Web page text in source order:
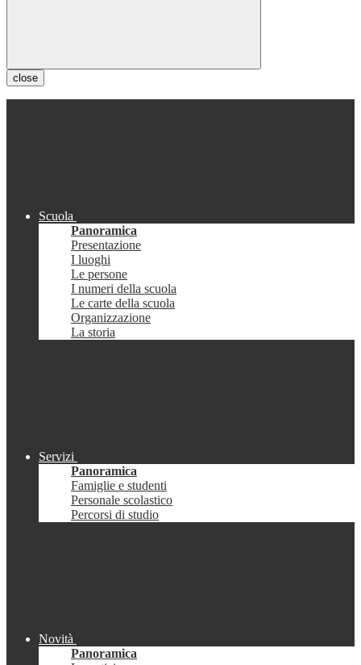
close
Scuola
Panoramica
Presentazione
I luoghi
Le persone
I numeri della scuola
Le carte della scuola
Organizzazione
La storia
Servizi
Panoramica
Famiglie e studenti
Personale scolastico
Percorsi di studio
Novità
Panoramica